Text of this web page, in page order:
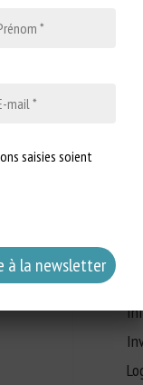
saisies soient